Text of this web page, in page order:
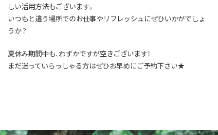
しい活用方法もございます。
いつもと違う場所でのお仕事やリフレッシュにぜひいかがでしょ
うか？
夏休み期間中も、わずかですが空きございます！
まだ迷っていらっしゃる方はぜひお早めにご予約下さい★